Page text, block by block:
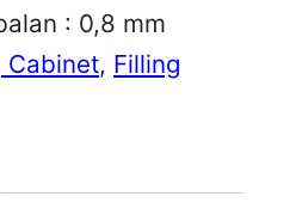
: 0,8 mm
Cabinet, Filling